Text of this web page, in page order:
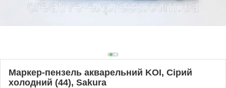
Маркер-пензель акварельний KOI, Сірий
холодний (44), Sakura